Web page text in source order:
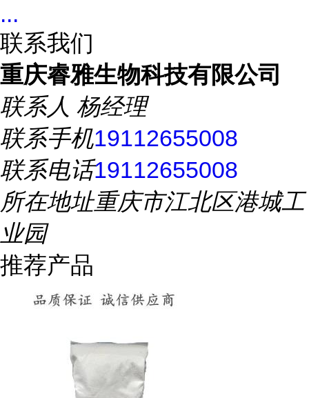
...
联系我们
重庆睿雅生物科技有限公司
联系人 杨经理
联系手机19112655008
联系电话19112655008
所在地址重庆市江北区港城工
业园
推荐产品